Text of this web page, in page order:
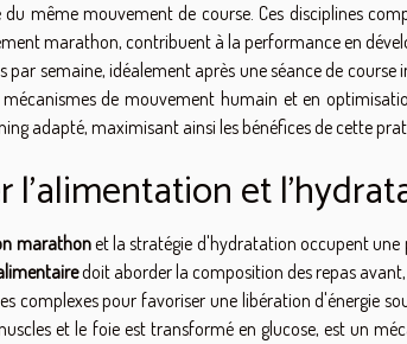
même mouvement de course. Ces disciplines
marathon, contribuent à la performance en
par semaine, idéalement après une séance de
de mouvement humain et en
adapté, maximisant ainsi les bénéfices de cette
l'alimentation et
marathonet la stratégie d'hydratation occupent une
doit aborder la composition des repas
complexes pour favoriser une libération d'énergie
et le foie est transformé en glucose, est un